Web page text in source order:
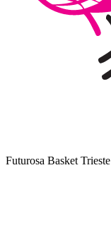
Futurosa Basket Trieste